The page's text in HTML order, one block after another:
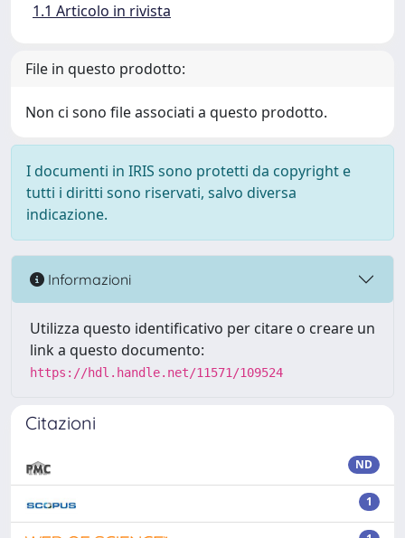
1.1 Articolo in rivista
File in questo prodotto:
Non ci sono file associati a questo prodotto.
I documenti in IRIS sono protetti da copyright e
tutti i diritti sono riservati, salvo diversa
indicazione.
Informazioni
Utilizza questo identificativo per citare o creare un
link a questo documento:
https://hdl.handle.net/11571/109524
Citazioni
ND
1